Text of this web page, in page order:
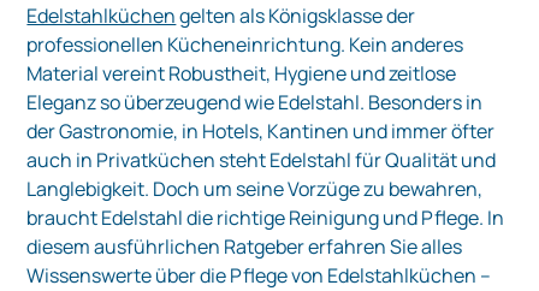
Edelstahlküchengelten als Königsklasse der
professionellen Kücheneinrichtung. Kein anderes
Material vereint Robustheit, Hygiene und zeitlose
Eleganz so überzeugend wie Edelstahl. Besonders in
der Gastronomie, in Hotels, Kantinen und immer öfter
auch in Privatküchen steht Edelstahl für Qualität und
Langlebigkeit. Doch um seine Vorzüge zu bewahren,
braucht Edelstahl die richtige Reinigung und Pflege. In
diesem ausführlichen Ratgeber erfahren Sie alles
Wissenswerte über die Pflege von Edelstahlküchen –